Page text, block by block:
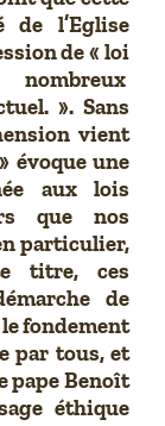
de l’Eglise
de « loi
». Sans
vient
évoque une
aux lois
que nos
particulier,
titre, ces
de
fondement
par tous, et
pape Benoît
éthique